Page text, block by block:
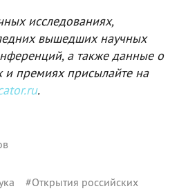
исследованиях,
вышедших научных
а также данные о
и премиях присылайте на
.
#Открытия российских